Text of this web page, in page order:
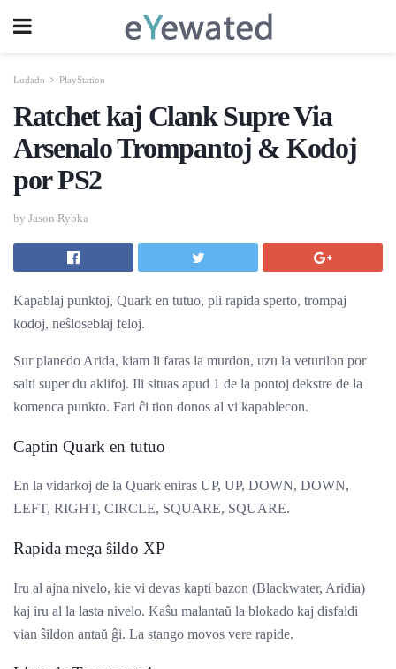
Ludado PlayStation
Ratchet kaj Clank Supre Via
Arsenalo Trompantoj & Kodoj
por PS2
by Jason Rybka
Kapablaj punktoj, Quark en tutuo, pli rapida sperto, trompaj
kodoj, neŝloseblaj feloj.
Sur planedo Arida, kiam li faras la murdon, uzu la veturilon por
salti super du aklifoj. Ili situas apud 1 de la pontoj dekstre de la
komenca punkto. Fari ĉi tion donos al vi kapablecon.
Captin Quark en tutuo
En la vidarkoj de la Quark eniras UP, UP, DOWN, DOWN,
LEFT, RIGHT, CIRCLE, SQUARE, SQUARE.
Rapida mega ŝildo XP
Iru al ajna nivelo, kie vi devas kapti bazon (Blackwater, Aridia)
kaj iru al la lasta nivelo. Kaŝu malantaŭ la blokado kaj disfaldi
vian ŝildon antaŭ ĝi. La stango movos vere rapide.